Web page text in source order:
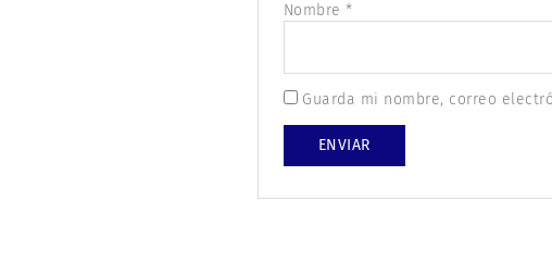
Nombre*
Guarda mi nombre, correo